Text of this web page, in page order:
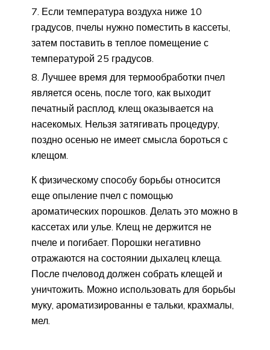
Если температура воздуха ниже 10
градусов, пчелы нужно поместить в кассеты,
затем поставить в теплое помещение с
температурой 25 градусов.
Лучшее время для термообработки пчел
является осень, после того, как выходит
печатный расплод, клещ оказывается на
насекомых. Нельзя затягивать процедуру,
поздно осенью не имеет смысла бороться с
клещом.
К физическому способу борьбы относится
еще опыление пчел с помощью
ароматических порошков. Делать это можно в
кассетах или улье. Клещ не держится не
пчеле и погибает. Порошки негативно
отражаются на состоянии дыхалец клеща.
После пчеловод должен собрать клещей и
уничтожить. Можно использовать для борьбы
муку, ароматизированны е тальки, крахмалы,
мел.